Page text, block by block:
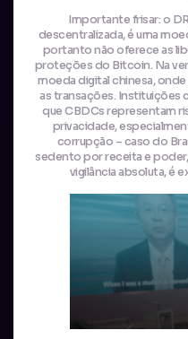
Importante frisar: o
descentralizada, é uma
portanto não oferece as
proteções do Bitcoin. Na
moeda digital chinesa,
as transações. Instituições
que CBDCs representam
privacidade,
corrupção – caso do
sedento por receita e
vigilância absoluta, é